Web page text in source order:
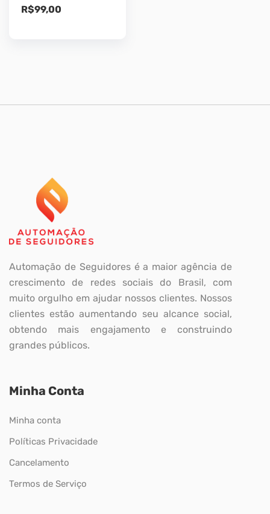
R$99,00
Automação de Seguidores é a maior agência de
crescimento de redes sociais do Brasil, com
muito orgulho em ajudar nossos clientes. Nossos
clientes estão aumentando seu alcance social,
obtendo mais engajamento e construindo
grandes públicos.
Minha Conta
Minha conta
Políticas Privacidade
Cancelamento
Termos de Serviço